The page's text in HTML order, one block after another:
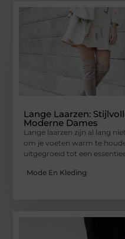
Lange Laarzen:
Moderne Dames
Lange laarzen zijn al lang
om je voeten warm te
uitgegroeid tot een
Mode En Kleding